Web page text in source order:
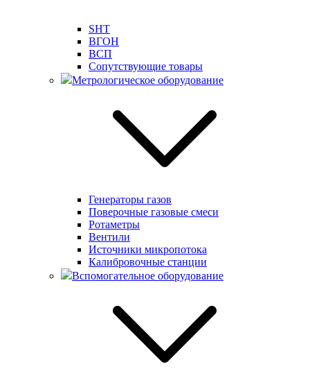
SHT
ВГОН
ВСП
Сопутствующие товары
Метрологическое оборудование
Генераторы газов
Поверочные газовые смеси
Ротаметры
Вентили
Источники микропотока
Калибровочные станции
Вспомогательное оборудование